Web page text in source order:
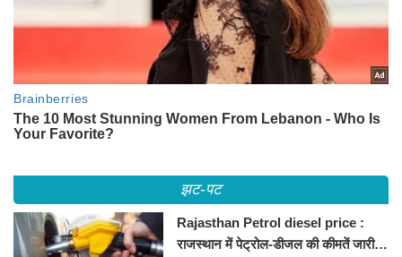
झट-पट
Rajasthan Petrol diesel price :
राजस्थान में पेट्रोल-डीजल की कीमतें जारी,